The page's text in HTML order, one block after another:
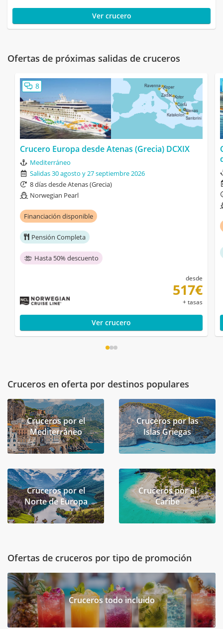
Ver crucero
Ofertas de próximas salidas de cruceros
8
Crucero Europa desde Atenas (Grecia) DCXIX
Mediterráneo
Salidas 30 agosto y 27 septiembre 2026
8 días desde Atenas (Grecia)
Norwegian Pearl
Financiación disponible
Pensión Completa
Hasta 50% descuento
desde
517€
+ tasas
Ver crucero
Cruceros en oferta por destinos populares
Cruceros por el
Mediterráneo
Cruceros por las
Islas Griegas
Cruceros por el
Norte de Europa
Cruceros por el
Caribe
Ofertas de cruceros por tipo de promoción
Cruceros todo incluido